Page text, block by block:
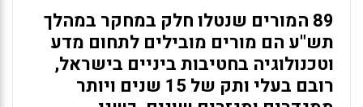
89 המורים שנטלו חלק במחקר במהלך
תש"ע הם מורים מובילים לתחום מדע
וטכנולוגיה בחטיבות ביניים בישראל,
רובם בעלי ותק של 15 שנים ויותר